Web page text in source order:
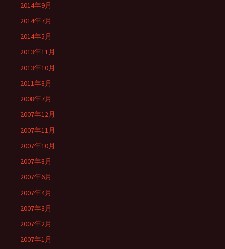
2014年9月
2014年7月
2014年5月
2013年11月
2013年10月
2011年8月
2008年7月
2007年12月
2007年11月
2007年10月
2007年8月
2007年6月
2007年4月
2007年3月
2007年2月
2007年1月